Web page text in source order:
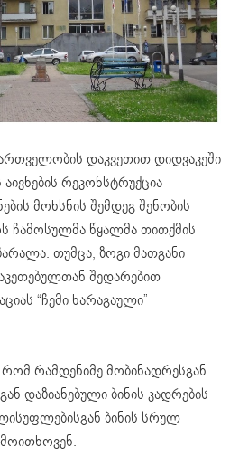
დაკვეთით დიდვაკეში
რეკონსტრუქცია
მოხსნის შემდეგ შენობის
ჩამოსულმა წყალმა თითქმის
თუმცა, ზოგი მათგანი
შედარებით
“ჩემი ხარაგაული”
რამდენიმე მობინადრესგან
დაზიანებული ბინის კადრების
ბინის სრულ